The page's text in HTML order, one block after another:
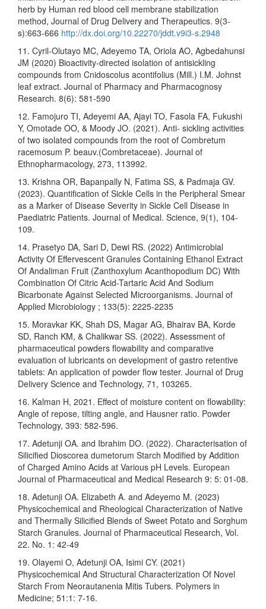
herb by Human red blood cell membrane stabilization
method, Journal of Drug Delivery and Therapeutics. 9(3-
s):663-666 http://dx.doi.org/10.22270/jddt.v9i3-s.2948
11. Cyril-Olutayo MC, Adeyemo TA, Oriola AO, Agbedahunsi
JM (2020) Bioactivity-directed isolation of antisickling
compounds from Cnidoscolus acontifolius (Mill.) I.M. Johnst
leaf extract. Journal of Pharmacy and Pharmacognosy
Research. 8(6): 581-590
12. Famojuro TI, Adeyemi AA, Ajayi TO, Fasola FA, Fukushi
Y, Omotade OO, & Moody JO. (2021). Anti- sickling activities
of two isolated compounds from the root of Combretum
racemosum P. beauv.(Combretaceae). Journal of
Ethnopharmacology, 273, 113992.
13. Krishna OR, Bapanpally N, Fatima SS, & Padmaja GV.
(2023). Quantification of Sickle Cells in the Peripheral Smear
as a Marker of Disease Severity in Sickle Cell Disease in
Paediatric Patients. Journal of Medical. Science, 9(1), 104-
109.
14. Prasetyo DA, Sari D, Dewi RS. (2022) Antimicrobial
Activity Of Effervescent Granules Containing Ethanol Extract
Of Andaliman Fruit (Zanthoxylum Acanthopodium DC) With
Combination Of Citric Acid-Tartaric Acid And Sodium
Bicarbonate Against Selected Microorganisms. Journal of
Applied Microbiology ; 133(5): 2225-2235
15. Moravkar KK, Shah DS, Magar AG, Bhairav BA, Korde
SD, Ranch KM, & Chalikwar SS. (2022). Assessment of
pharmaceutical powders flowability and comparative
evaluation of lubricants on development of gastro retentive
tablets: An application of powder flow tester. Journal of Drug
Delivery Science and Technology, 71, 103265.
16. Kalman H, 2021. Effect of moisture content on flowability:
Angle of repose, tilting angle, and Hausner ratio. Powder
Technology, 393: 582-596.
17. Adetunji OA. and Ibrahim DO. (2022). Characterisation of
Silicified Dioscorea dumetorum Starch Modified by Addition
of Charged Amino Acids at Various pH Levels. European
Journal of Pharmaceutical and Medical Research 9: 5: 01-08.
18. Adetunji OA. Elizabeth A. and Adeyemo M. (2023)
Physicochemical and Rheological Characterization of Native
and Thermally Silicified Blends of Sweet Potato and Sorghum
Starch Granules. Journal of Pharmaceutical Research, Vol.
22. No. 1: 42-49
19. Olayemi O, Adetunji OA, Isimi CY. (2021)
Physicochemical And Structural Characterization Of Novel
Starch From Neorautanenia Mitis Tubers. Polymers in
Medicine; 51:1: 7-16.